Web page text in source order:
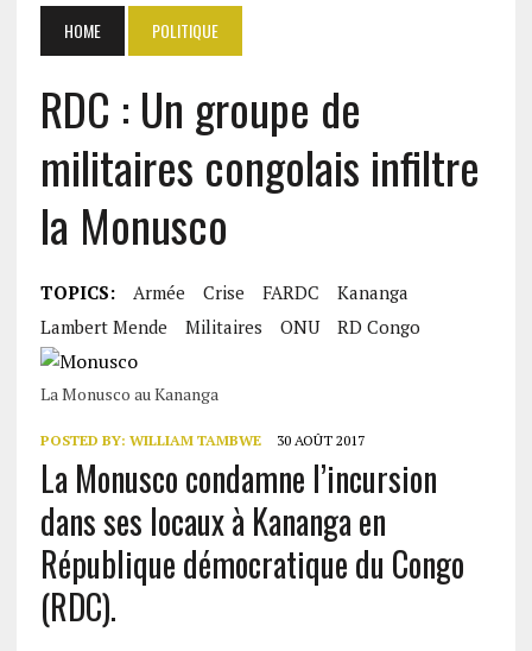
HOME POLITIQUE
RDC : Un groupe de
militaires congolais infiltre
la Monusco
TOPICS: Armée Crise FARDC
Kananga
Lambert Mende
Militaires ONU RD Congo
La Monusco au Kananga
POSTED BY: WILLIAM TAMBWE 30 AOÛT 2017
La Monusco condamne l’incursion
dans ses locaux à Kananga en
République démocratique du Congo
(RDC).